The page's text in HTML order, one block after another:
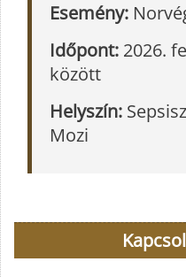
Esemény:
Időpont: 2026.
között
Helyszín:
Mozi